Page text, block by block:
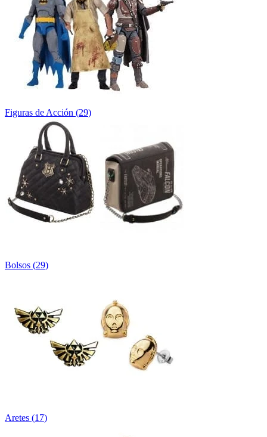
Figuras de Acción (29)
Bolsos (29)
Aretes (17)